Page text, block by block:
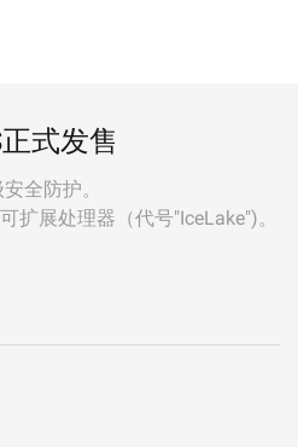
式发售
全防护。
展处理器（代号"IceLake")。